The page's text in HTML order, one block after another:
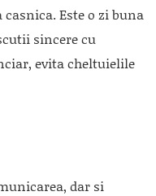
Este o zi buna
sincere cu
evita cheltuielile
dar si